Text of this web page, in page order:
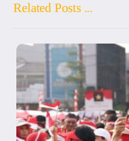
Related Posts ...